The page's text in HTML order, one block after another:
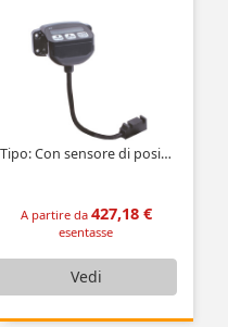
Tipo: Con sensore di posizione esterno
A partire da 427,18 €
esentasse
Vedi